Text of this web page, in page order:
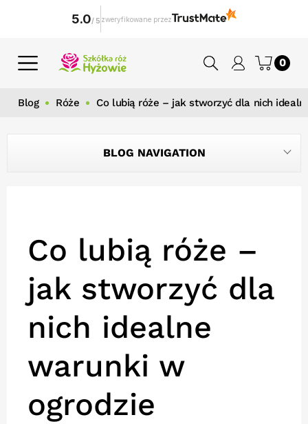
0
Blog Róże Co lubią róże – jak stworzyć dla nich
BLOG NAVIGATION
Co lubią róże –
jak stworzyć dla
nich idealne
warunki w
ogrodzie
5.0/ 5 zweryfikowane przez